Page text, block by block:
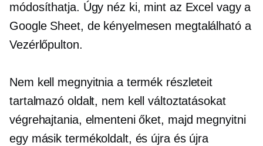
módosíthatja. Úgy néz ki, mint az Excel vagy a
Google Sheet, de kényelmesen megtalálható a
Vezérlőpulton.
Nem kell megnyitnia a termék részleteit
tartalmazó oldalt, nem kell változtatásokat
végrehajtania, elmenteni őket, majd megnyitni
egy másik termékoldalt, és újra és újra